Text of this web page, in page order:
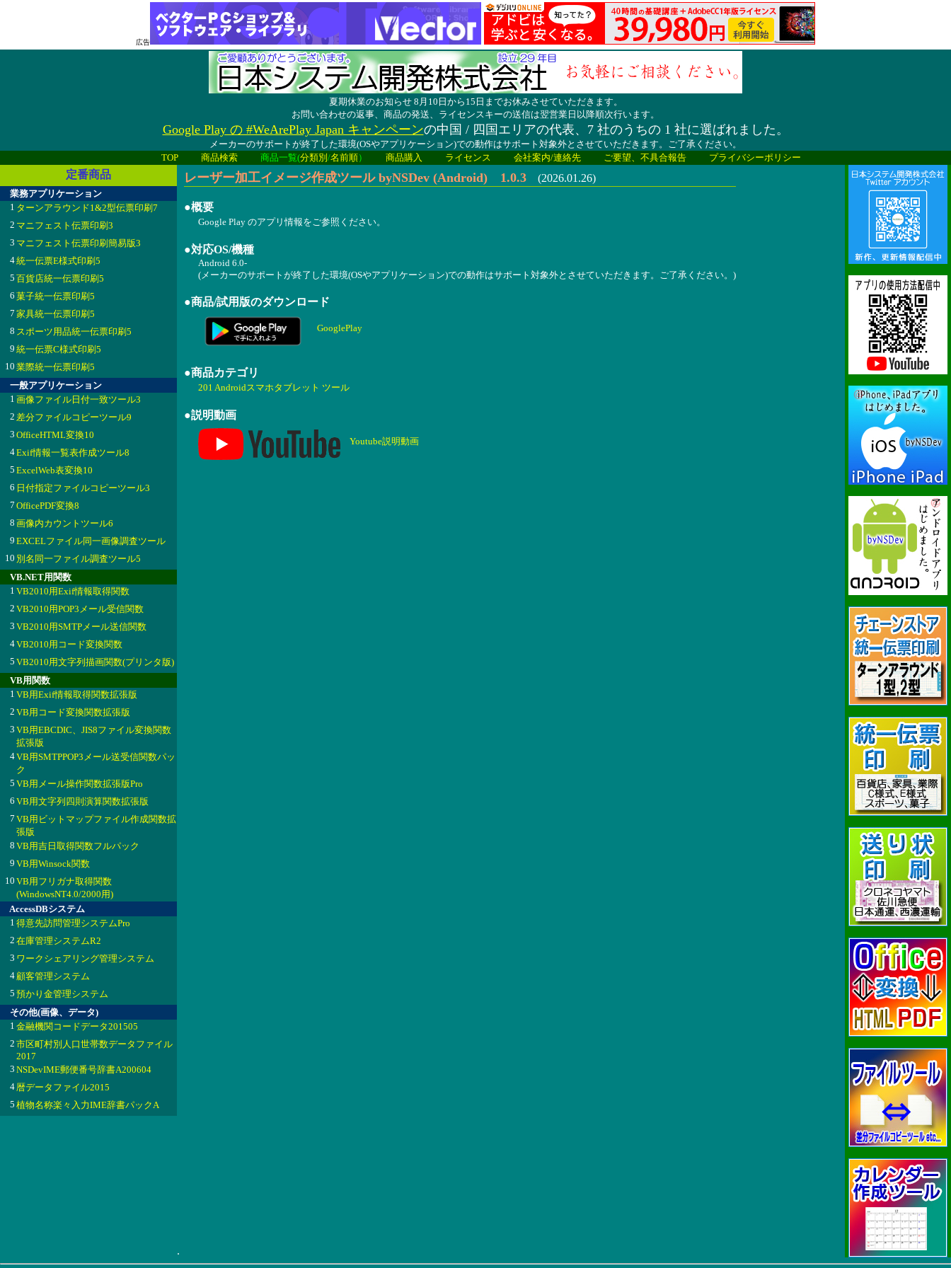
広告
夏期休業のお知らせ 8月10日から15日までお休みさせていただきます。
お問い合わせの返事、商品の発送、ライセンスキーの送信は翌営業日以降順次行います。
Google Play の #WeArePlay Japan キャンペーンの中国 / 四国エリアの代表、7 社のうちの 1 社に選ばれました。
メーカーのサポートが終了した環境(OSやアプリケーション)での動作はサポート対象外とさせていただきます。ご了承ください。
TOP
商品検索 商品一覧(分類別 /名前順） 商品購入 ライセンス 会社案内/連絡先 ご要望、不具合報告 プライバシーポリシー
定番商品
業務アプリケーション
1 ターンアラウンド1&2型伝票印刷7
2 マニフェスト伝票印刷3
3 マニフェスト伝票印刷簡易版3
4統一伝票E様式印刷5
5 百貨店統一伝票印刷5
6 菓子統一伝票印刷5
7 家具統一伝票印刷5
8 スポーツ用品統一伝票印刷5
9 統一伝票C様式印刷5
10 業際統一伝票印刷5
一般アプリケーション
1 画像ファイル日付一致ツール3
2 差分ファイルコピーツール9
3 OfficeHTML変換10
4Exif情報一覧表作成ツール8
5 ExcelWeb表変換10
6 日付指定ファイルコピーツール3
7 OfficePDF変換8
8 画像内カウントツール6
9 EXCELファイル同一画像調査ツール
10 別名同一ファイル調査ツール5
VB.NET用関数
1 VB2010用Exif情報取得関数
2 VB2010用POP3メール受信関数
3 VB2010用SMTPメール送信関数
4VB2010用コード変換関数
5 VB2010用文字列描画関数(プリンタ版)
VB用関数
1 VB用Exif情報取得関数拡張版
2 VB用コード変換関数拡張版
3 VB用EBCDIC、JIS8ファイル変換関数
拡張版
4VB用SMTPPOP3メール送受信関数パッ
ク
5 VB用メール操作関数拡張版Pro
6 VB用文字列四則演算関数拡張版
7 VB用ビットマップファイル作成関数拡
張版
8 VB用吉日取得関数フルパック
9 VB用Winsock関数
10 VB用フリガナ取得関数
(WindowsNT4.0/2000用)
AccessDBシステム
1 得意先訪問管理システムPro
2 在庫管理システムR2
3 ワークシェアリング管理システム
4顧客管理システム
5 預かり金管理システム
その他(画像、データ)
1 金融機関コードデータ201505
2 市区町村別人口世帯数データファイル
2017
3 NSDevIME郵便番号辞書A200604
4暦データファイル2015
5 植物名称楽々入力IME辞書パックA
.
レーザー加工イメージ作成ツール byNSDev (Android) 1.0.3 (2026.01.26)
●概要
Google Play のアプリ情報をご参照ください。
●対応OS/機種
Android 6.0-
(メーカーのサポートが終了した環境(OSやアプリケーション)での動作はサポート対象外とさせていただきます。ご了承ください。)
●商品/試用版のダウンロード
GooglePlay
●商品カテゴリ
201 Androidスマホタブレット ツール
●説明動画
Youtube説明動画